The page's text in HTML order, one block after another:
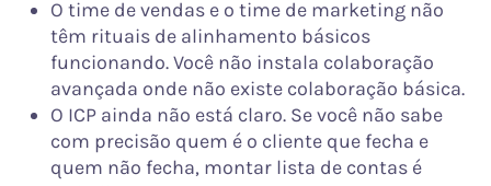
O time de vendas e o time de marketing não
têm rituais de alinhamento básicos
funcionando. Você não instala colaboração
avançada onde não existe colaboração básica.
O ICP ainda não está claro. Se você não sabe
com precisão quem é o cliente que fecha e
quem não fecha, montar lista de contas é